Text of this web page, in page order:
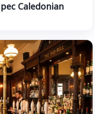
Caledonian